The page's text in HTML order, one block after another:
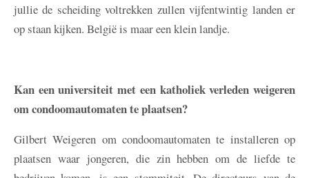
jullie de scheiding voltrekken zullen vijfentwintig landen er
op staan kijken. België is maar een klein landje.
Kan een universiteit met een katholiek verleden weigeren
om condoomautomaten te plaatsen?
Gilbert Weigeren om condoomautomaten te installeren op
plaatsen waar jongeren, die zin hebben om de liefde te